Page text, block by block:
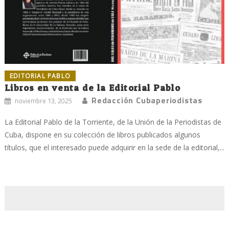
EDITORIAL PABLO
Libros en venta de la Editorial Pablo
noviembre 13, 2025 Redacción Cubaperiodistas
La Editorial Pablo de la Torriente, de la Unión de la Periodistas de
Cuba, dispone en su colección de libros publicados algunos
títulos, que el interesado puede adquirir en la sede de la editorial,...